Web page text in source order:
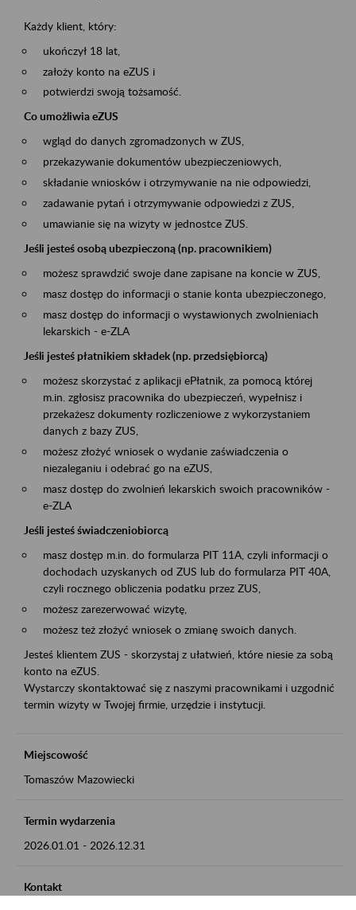
Każdy klient, który:
ukończył 18 lat,
założy konto na eZUS i
potwierdzi swoją tożsamość.
Co umożliwia eZUS
wgląd do danych zgromadzonych w ZUS,
przekazywanie dokumentów ubezpieczeniowych,
składanie wniosków i otrzymywanie na nie odpowiedzi,
zadawanie pytań i otrzymywanie odpowiedzi z ZUS,
umawianie się na wizyty w jednostce ZUS.
Jeśli jesteś osobą ubezpieczoną (np. pracownikiem)
możesz sprawdzić swoje dane zapisane na koncie w ZUS,
masz dostęp do informacji o stanie konta ubezpieczonego,
masz dostęp do informacji o wystawionych zwolnieniach
lekarskich - e-ZLA
Jeśli jesteś płatnikiem składek (np. przedsiębiorcą)
możesz skorzystać z aplikacji ePłatnik, za pomocą której
m.in. zgłosisz pracownika do ubezpieczeń, wypełnisz i
przekażesz dokumenty rozliczeniowe z wykorzystaniem
danych z bazy ZUS,
możesz złożyć wniosek o wydanie zaświadczenia o
niezaleganiu i odebrać go na eZUS,
masz dostęp do zwolnień lekarskich swoich pracowników -
e-ZLA
Jeśli jesteś świadczeniobiorcą
masz dostęp m.in. do formularza PIT 11A, czyli informacji o
dochodach uzyskanych od ZUS lub do formularza PIT 40A,
czyli rocznego obliczenia podatku przez ZUS,
możesz zarezerwować wizytę,
możesz też złożyć wniosek o zmianę swoich danych.
Jesteś klientem ZUS - skorzystaj z ułatwień, które niesie za sobą
konto na eZUS.
Wystarczy skontaktować się z naszymi pracownikami i uzgodnić
termin wizyty w Twojej firmie, urzędzie i instytucji.
Miejscowość
Tomaszów Mazowiecki
Termin wydarzenia
2026.01.01 - 2026.12.31
Kontakt